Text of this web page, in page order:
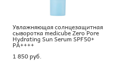
Увлажняющая солнцезащитная
сыворотка medicube Zero Pore
Hydrating Sun Serum SPF50+
PA++++
1 850 pуб.